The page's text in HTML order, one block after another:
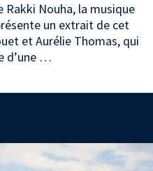
Rakki Nouha, la musique
un extrait de cet
et Aurélie Thomas, qui
d’une …